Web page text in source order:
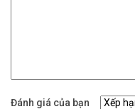
Đánh giá của bạn